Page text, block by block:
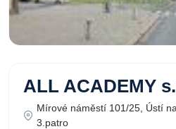
ALL ACADEMY
Mírové náměstí 101/25, Ústí
3.patro